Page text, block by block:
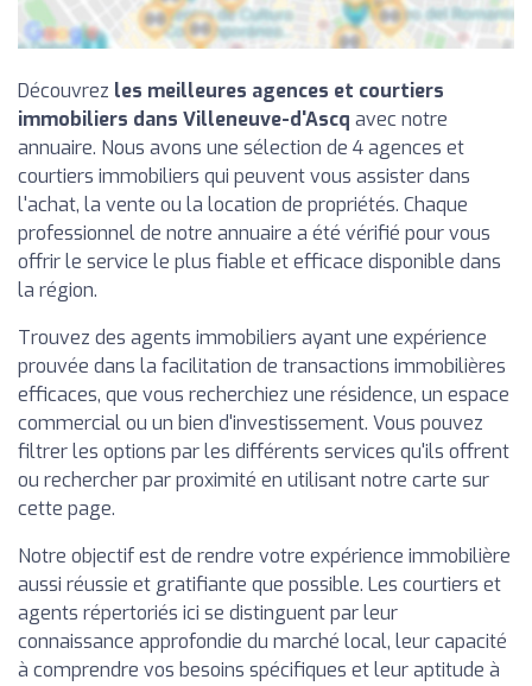
Découvrez les meilleures agences et courtiers
immobiliers dans Villeneuve-d'Ascq avec notre
annuaire. Nous avons une sélection de 4 agences et
courtiers immobiliers qui peuvent vous assister dans
l'achat, la vente ou la location de propriétés. Chaque
professionnel de notre annuaire a été vérifié pour vous
offrir le service le plus fiable et efficace disponible dans
la région.
Trouvez des agents immobiliers ayant une expérience
prouvée dans la facilitation de transactions immobilières
efficaces, que vous recherchiez une résidence, un espace
commercial ou un bien d'investissement. Vous pouvez
filtrer les options par les différents services qu'ils offrent
ou rechercher par proximité en utilisant notre carte sur
cette page.
Notre objectif est de rendre votre expérience immobilière
aussi réussie et gratifiante que possible. Les courtiers et
agents répertoriés ici se distinguent par leur
connaissance approfondie du marché local, leur capacité
à comprendre vos besoins spécifiques et leur aptitude à